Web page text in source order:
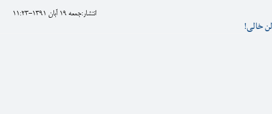
انتشار:جمعه 19 آبان 1391-11:23
خالی!